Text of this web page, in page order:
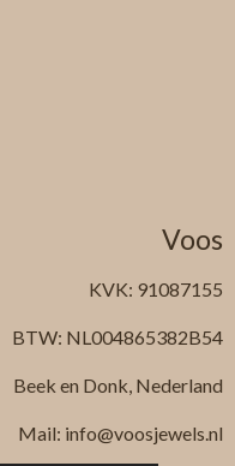
Voos
KVK: 91087155
BTW: NL004865382B54
Beek en Donk, Nederland
Mail: info@voosjewels.nl